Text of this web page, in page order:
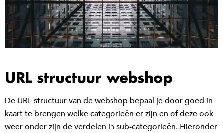
URL structuur webshop
De URL structuur van de webshop bepaal je door goed in
kaart te brengen welke categorieën er zijn en of deze ook
weer onder zijn de verdelen in sub-categorieën. Hieronder